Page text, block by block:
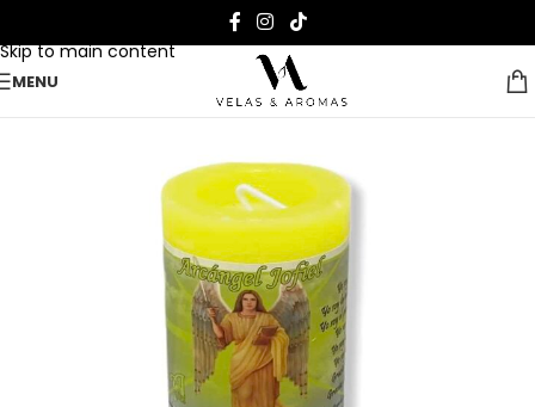
Skip to main content
MENU